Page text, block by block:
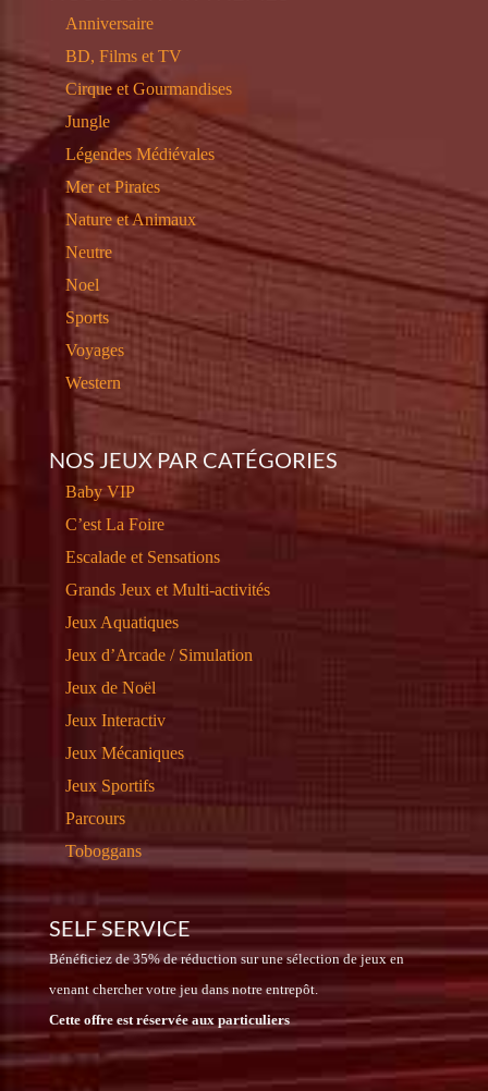
Anniversaire
BD, Films et TV
Cirque et Gourmandises
Jungle
Légendes Médiévales
Mer et Pirates
Nature et Animaux
Neutre
Noel
Sports
Voyages
Western
NOS JEUX PAR CATÉGORIES
Baby VIP
C’est La Foire
Escalade et Sensations
Grands Jeux et Multi-activités
Jeux Aquatiques
Jeux d’Arcade / Simulation
Jeux de Noël
Jeux Interactiv
Jeux Mécaniques
Jeux Sportifs
Parcours
Toboggans
SELF SERVICE
Bénéficiez de 35% de réduction sur une sélection de jeux en
venant chercher votre jeu dans notre entrepôt.
Cette offre est réservée aux particuliers